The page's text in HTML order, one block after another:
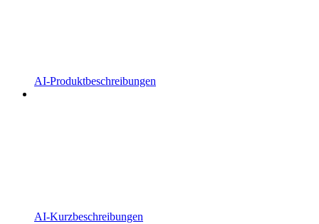
AI-Produktbeschreibungen
AI-Kurzbeschreibungen